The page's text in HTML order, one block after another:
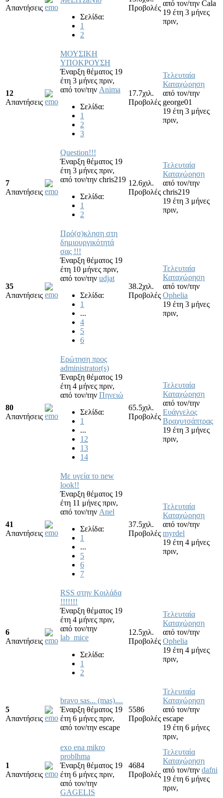
Απαντήσεις
Σελίδα:
1
2
Προβολές
από τον/την Cala
19 έτη 3 μήνες
πριν,
12
Απαντήσεις
ΜΟΥΣΙΚΗ
ΥΠΟΚΡΟΥΣΗ
Έναρξη θέματος 19
έτη 3 μήνες πριν,
από τον/την Anima
Σελίδα:
1
2
3
17.7χιλ.
Προβολές
Τελευταία
Καταχώρηση
από τον/την
george01
19 έτη 3 μήνες
πριν,
7
Απαντήσεις
Question!!!
Έναρξη θέματος 19
έτη 3 μήνες πριν,
από τον/την chris219
Σελίδα:
1
2
12.6χιλ.
Προβολές
Τελευταία
Καταχώρηση
από τον/την
chris219
19 έτη 3 μήνες
πριν,
35
Απαντήσεις
Πρό(σ)κληση στη
δημιουργικότητά
σας !!!
Έναρξη θέματος 19
έτη 10 μήνες πριν,
από τον/την udjat
Σελίδα:
1
...
4
5
6
38.2χιλ.
Προβολές
Τελευταία
Καταχώρηση
από τον/την
Ophelia
19 έτη 3 μήνες
πριν,
80
Απαντήσεις
Ερώτηση προς
administrator(s)
Έναρξη θέματος 19
έτη 4 μήνες πριν,
από τον/την Πηνειώ
Σελίδα:
1
...
12
13
14
65.5χιλ.
Προβολές
Τελευταία
Καταχώρηση
από τον/την
Ευάγγελος
Βραχυτσάπτρας
19 έτη 3 μήνες
πριν,
41
Απαντήσεις
Με υγεία το new
look!!
Έναρξη θέματος 19
έτη 11 μήνες πριν,
από τον/την Anel
Σελίδα:
1
...
5
6
7
37.5χιλ.
Προβολές
Τελευταία
Καταχώρηση
από τον/την
myrdel
19 έτη 4 μήνες
πριν,
6
Απαντήσεις
RSS στην Κοιλάδα
!!!!!!!
Έναρξη θέματος 19
έτη 4 μήνες πριν,
από τον/την
lab_mice
Σελίδα:
1
2
12.5χιλ.
Προβολές
Τελευταία
Καταχώρηση
από τον/την
Ophelia
19 έτη 4 μήνες
πριν,
5
Απαντήσεις
bravo sas... (mas)....
Έναρξη θέματος 19
έτη 6 μήνες πριν,
από τον/την escape
5586
Προβολές
Τελευταία
Καταχώρηση
από τον/την
escape
19 έτη 6 μήνες
πριν,
1
Απαντήσεις
exo ena mikro
problhma
Έναρξη θέματος 19
έτη 6 μήνες πριν,
από τον/την
GAGELIS
4684
Προβολές
Τελευταία
Καταχώρηση
από τον/την dafni
19 έτη 6 μήνες
πριν,